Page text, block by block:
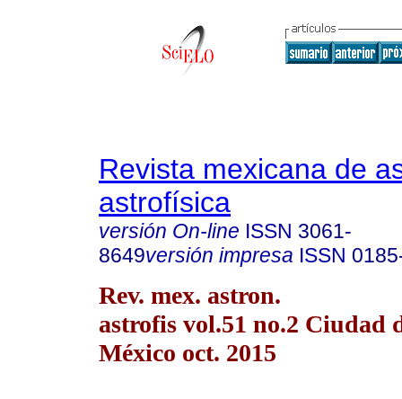
Revista mexicana de
astrofísica
versión On-line ISSN 3061-
8649versión impresa ISSN
Rev. mex. astron.
astrofis vol.51 no.2 Ciudad
México oct. 2015